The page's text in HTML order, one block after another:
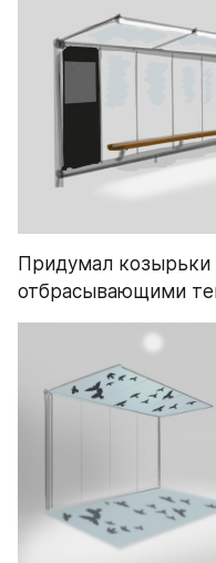
Придумал
отбрасывающими